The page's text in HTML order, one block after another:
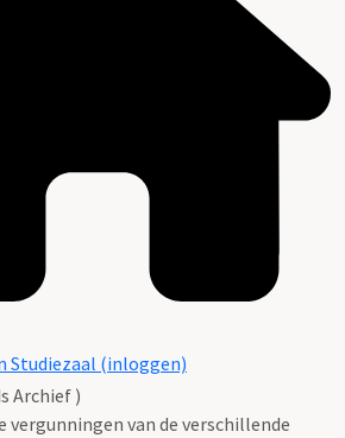
Studiezaal (inloggen)
Archief )
vergunningen van de verschillende